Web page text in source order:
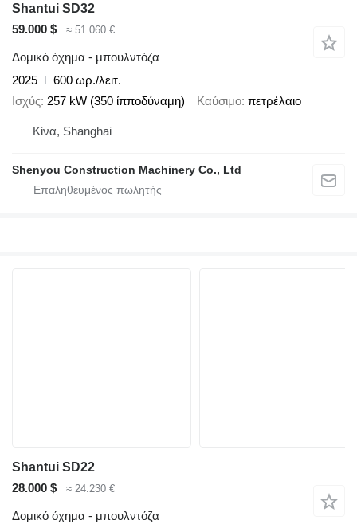
Shantui SD32
59.000 $
≈ 51.060 €
Δομικό όχημα - μπουλντόζα
2025
600 ωρ./λειτ.
Ισχύς 257 kW (350 ίπποδύναμη) Καύσιμο πετρέλαιο
Κίνα, Shanghai
Shenyou Construction Machinery Co., Ltd
Shantui SD22
28.000 $
≈ 24.230 €
Δομικό όχημα - μπουλντόζα